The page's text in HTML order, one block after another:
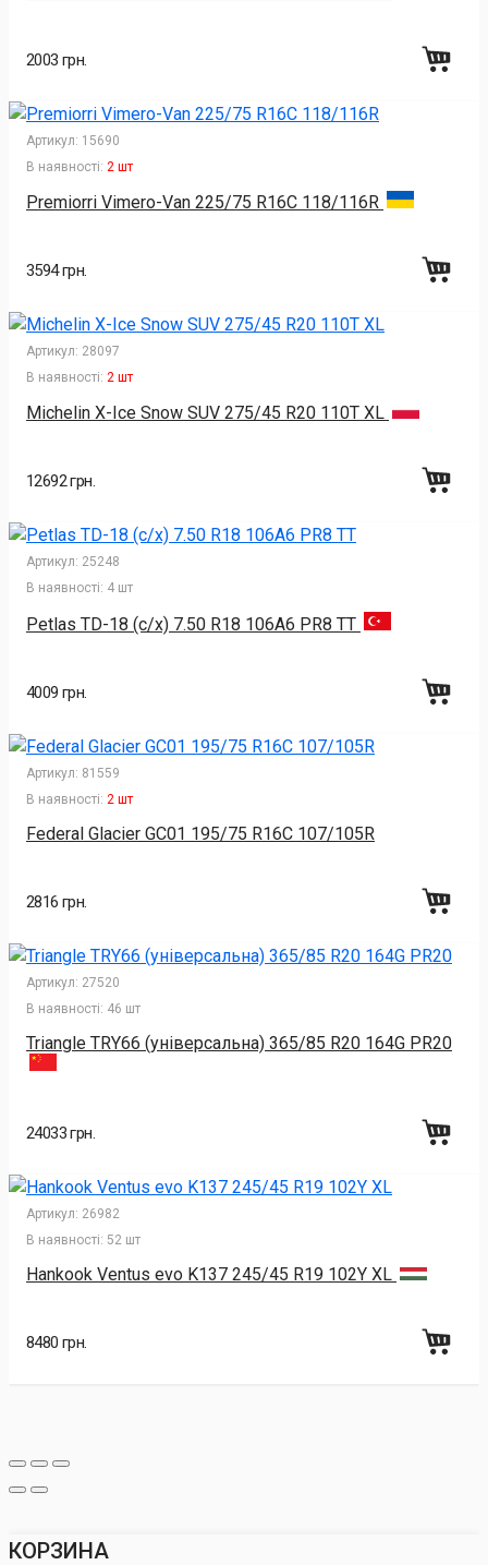
2003 грн.
Артикул: 15690
В наявності: 2 шт
Premiorri Vimero-Van 225/75 R16C 118/116R
3594 грн.
Артикул: 28097
В наявності: 2 шт
Michelin X-Ice Snow SUV 275/45 R20 110T XL
12692 грн.
Артикул: 25248
В наявності: 4 шт
Petlas TD-18 (с/х) 7.50 R18 106A6 PR8 TT
4009 грн.
Артикул: 81559
В наявності: 2 шт
Federal Glacier GC01 195/75 R16C 107/105R
2816 грн.
Артикул: 27520
В наявності: 46 шт
Triangle TRY66 (універсальна) 365/85 R20 164G PR20
24033 грн.
Артикул: 26982
В наявності: 52 шт
Hankook Ventus evo K137 245/45 R19 102Y XL
8480 грн.
КОРЗИНА